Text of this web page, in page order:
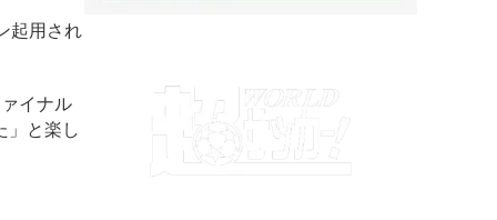
起用され
イナル
」と楽し